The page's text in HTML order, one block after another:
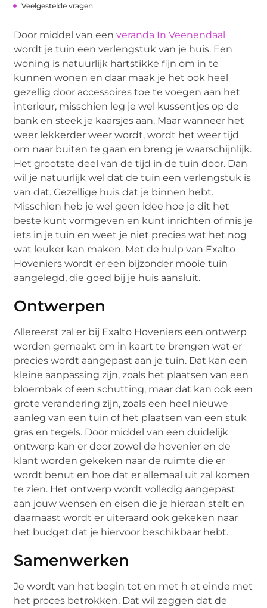
Veelgestelde vragen
Door middel van eenveranda In Veenendaal
wordt je tuin een verlengstuk van je huis. Een
woning is natuurlijk hartstikke fijn om in te
kunnen wonen en daar maak je het ook heel
gezellig door accessoires toe te voegen aan het
interieur, misschien leg je wel kussentjes op de
bank en steek je kaarsjes aan. Maar wanneer het
weer lekkerder weer wordt, wordt het weer tijd
om naar buiten te gaan en breng je waarschijnlijk.
Het grootste deel van de tijd in de tuin door. Dan
wil je natuurlijk wel dat de tuin een verlengstuk is
van dat. Gezellige huis dat je binnen hebt.
Misschien heb je wel geen idee hoe je dit het
beste kunt vormgeven en kunt inrichten of mis je
iets in je tuin en weet je niet precies wat het nog
wat leuker kan maken. Met de hulp van Exalto
Hoveniers wordt er een bijzonder mooie tuin
aangelegd, die goed bij je huis aansluit.
Ontwerpen
Allereerst zal er bij Exalto Hoveniers een ontwerp
worden gemaakt om in kaart te brengen wat er
precies wordt aangepast aan je tuin. Dat kan een
kleine aanpassing zijn, zoals het plaatsen van een
bloembak of een schutting, maar dat kan ook een
grote verandering zijn, zoals een heel nieuwe
aanleg van een tuin of het plaatsen van een stuk
gras en tegels. Door middel van een duidelijk
ontwerp kan er door zowel de hovenier en de
klant worden gekeken naar de ruimte die er
wordt benut en hoe dat er allemaal uit zal komen
te zien. Het ontwerp wordt volledig aangepast
aan jouw wensen en eisen die je hieraan stelt en
daarnaast wordt er uiteraard ook gekeken naar
het budget dat je hiervoor beschikbaar hebt.
Samenwerken
Je wordt van het begin tot en met h et einde met
het proces betrokken. Dat wil zeggen dat de